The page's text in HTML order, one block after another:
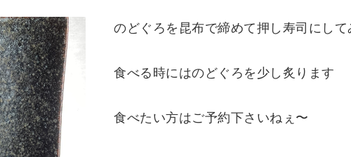
のどぐろを昆布で締めて押し寿司にして
食べる時にはのどぐろを少し炙ります
食べたい方はご予約下さいねぇ〜